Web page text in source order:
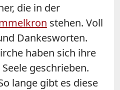
die in der
stehen. Voll
Dankesworten.
haben sich ihre
geschrieben.
lange gibt es diese